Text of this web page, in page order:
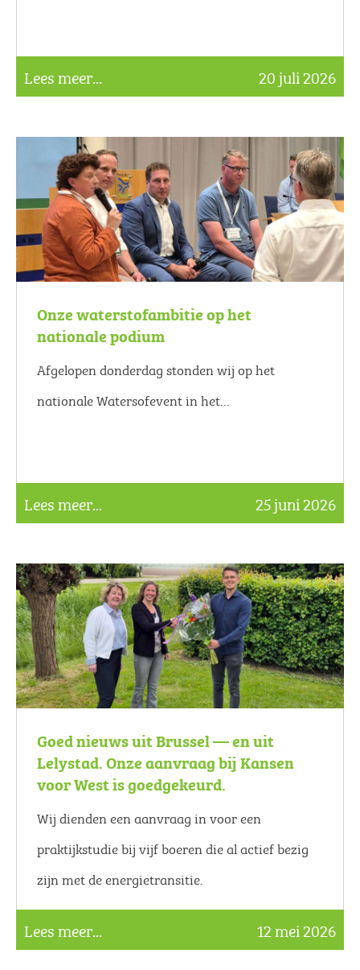
Lees meer... 20 juli 2026
Onze waterstofambitie op het
nationale podium
Afgelopen donderdag stonden wij op het
nationale Watersofevent in het...
Lees meer... 25 juni 2026
Goed nieuws uit Brussel — en uit
Lelystad. Onze aanvraag bij Kansen
voor West is goedgekeurd.
Wij dienden een aanvraag in voor een
praktijkstudie bij vijf boeren die al actief bezig
zijn met de energietransitie.
Lees meer... 12 mei 2026